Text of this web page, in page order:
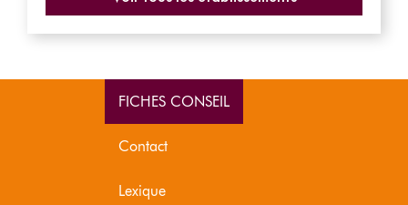
FICHES CONSEIL
Contact
Lexique